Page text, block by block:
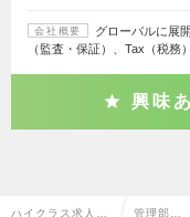
会社概要
グローバルに展
（監査・保証）、Tax（税務
興味
ハイクラス求人T 管理部門